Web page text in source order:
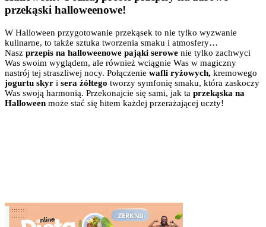
przekąski halloweenowe!
W Halloween przygotowanie przekąsek to nie tylko wyzwanie
kulinarne, to także sztuka tworzenia smaku i atmosfery…
Nasz przepis na halloweenowe pająki serowe nie tylko zachwyci
Was swoim wyglądem, ale również wciągnie Was w magiczny
nastrój tej straszliwej nocy. Połączenie wafli ryżowych, kremowego
jogurtu skyr i sera żółtego tworzy symfonię smaku, która zaskoczy
Was swoją harmonią. Przekonajcie się sami, jak ta przekąska na
Halloween może stać się hitem każdej przerażającej uczty!